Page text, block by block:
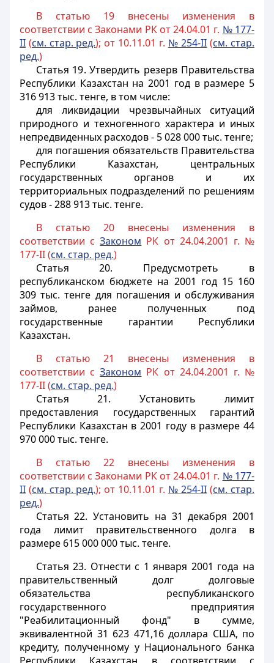
В статью 19 внесены изменения в
соответствии с Законами РК от 24.04.01 г. № 177-
II (см. стар. ред.); от 10.11.01 г. № 254-II (см. стар.
ред.)
Статья 19. Утвердить резерв Правительства
Республики Казахстан на 2001 год в размере 5
316 913 тыс. тенге, в том числе:
для ликвидации чрезвычайных ситуаций
природного и техногенного характера и иных
непредвиденных расходов - 5 028 000 тыс. тенге;
для погашения обязательств Правительства
Республики Казахстан, центральных
государственных органов и их
территориальных подразделений по решениям
судов - 288 913 тыс. тенге.
В статью 20 внесены изменения в
соответствии сЗаконом РК от 24.04.2001 г. №
177-II (см. стар. ред.)
Статья 20. Предусмотреть в
республиканском бюджете на 2001 год 15 160
309 тыс. тенге для погашения и обслуживания
займов, ранее полученных под
государственные гарантии Республики
Казахстан.
В статью 21 внесены изменения в
соответствии сЗаконом РК от 24.04.2001 г. №
177-II (см. стар. ред.)
Статья 21. Установить лимит
предоставления государственных гарантий
Республики Казахстан в 2001 году в размере 44
970 000 тыс. тенге.
В статью 22 внесены изменения в
соответствии с Законами РК от 24.04.01 г. № 177-
II (см. стар. ред.); от 10.11.01 г. № 254-II (см. стар.
ред.)
Статья 22. Установить на 31 декабря 2001
года лимит правительственного долга в
размере 615 000 000 тыс. тенге.
Статья 23. Отнести с 1 января 2001 года на
правительственный долг долговые
обязательства республиканского
государственного предприятия
"Реабилитационный фонд" в сумме,
эквивалентной 31 623 471,16 доллара США, по
кредиту, полученному у Национального банка